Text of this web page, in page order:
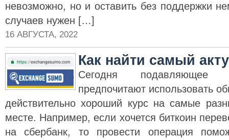
невозможно, но и оставить без поддержки
случаев нужен […]
16 АВГУСТА, 2022
Как найти самый
Сегодня подавляющее
предпочитают использовать
действительно хороший курс на самые
месте. Например, если хочется биткоин
на сбербанк, то провести операция